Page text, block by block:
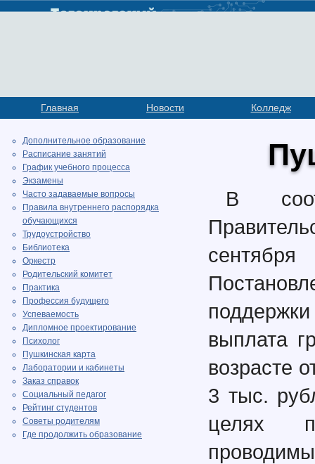
Главная Новости Колледж
Дополнительное образование
Расписание занятий
График учебного процесса
Экзамены
Часто задаваемые вопросы
Правила внутреннего распорядка
обучающихся
Трудоустройство
Библиотека
Оркестр
Родительский комитет
Практика
Профессия будущего
Успеваемость
Дипломное проектирование
Психолог
Пушкинская карта
Лаборатории и кабинеты
Заказ справок
Социальный педагог
Рейтинг студентов
Советы родителям
Где продолжить образование
В
выплата
возрасте
3 тыс.
целях